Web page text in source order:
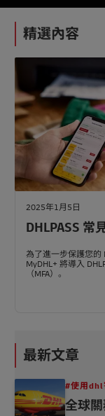
精選內容
用
寄
件
2025年1月5日
DHLPASS 常
為了進一步保護您的
MyDHL+ 將導入
（MFA）。
最新文章
#使用dhl
全球